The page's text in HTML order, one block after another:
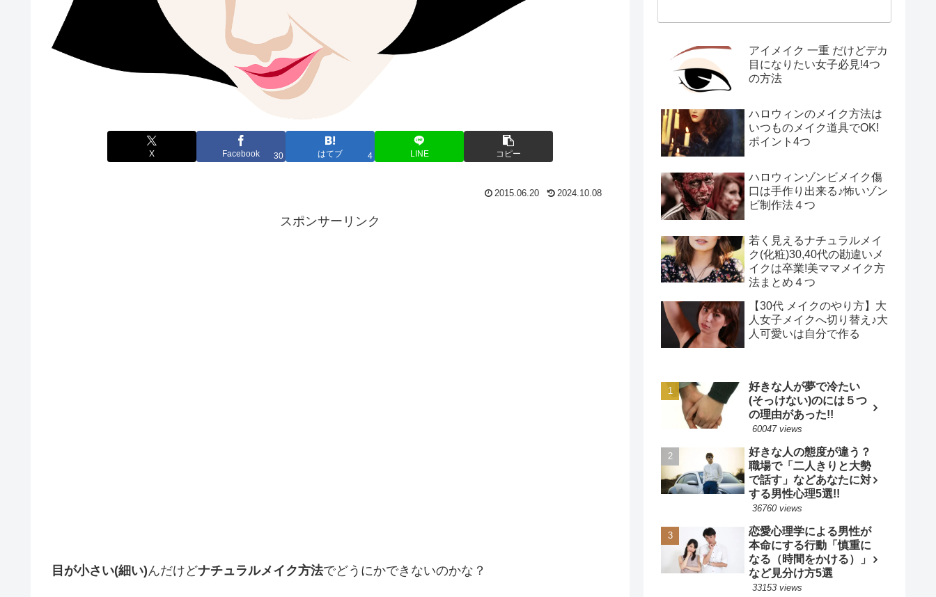
X Facebook 30 はてブ 4 LINE コピー
2015.06.20 2024.10.08
スポンサーリンク
目が小さい(細い)んだけどナチュラルメイク方法でどうにかできないのかな？
アイメイク 一重 だけどデカ
目になりたい女子必見!4つ
の方法
ハロウィンのメイク方法は
いつものメイク道具でOK!
ポイント4つ
ハロウィンゾンビメイク傷
口は手作り出来る♪怖いゾン
ビ制作法４つ
若く見えるナチュラルメイ
ク(化粧)30,40代の勘違いメ
イクは卒業!美ママメイク方
法まとめ４つ
【30代 メイクのやり方】大
人女子メイクへ切り替え♪大
人可愛いは自分で作る
好きな人が夢で冷たい
(そっけない)のには５つ
の理由があった!!
60047 views
好きな人の態度が違う？
職場で「二人きりと大勢
で話す」などあなたに対
する男性心理5選!!
36760 views
恋愛心理学による男性が
本命にする行動「慎重に
なる（時間をかける）」
など見分け方5選
33153 views